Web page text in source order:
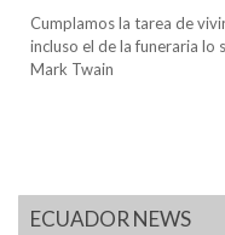
Cumplamos la tarea de
incluso el de la funeraria lo
Mark Twain
ECUADOR NEWS